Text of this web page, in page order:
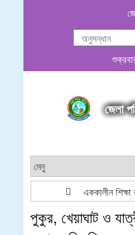
জেলা
এককালীন শিক্ষা
পুকুর, খেয়াঘাট ও